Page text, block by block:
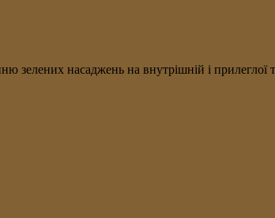
зелених насаджень на внутрішній і прилеглої